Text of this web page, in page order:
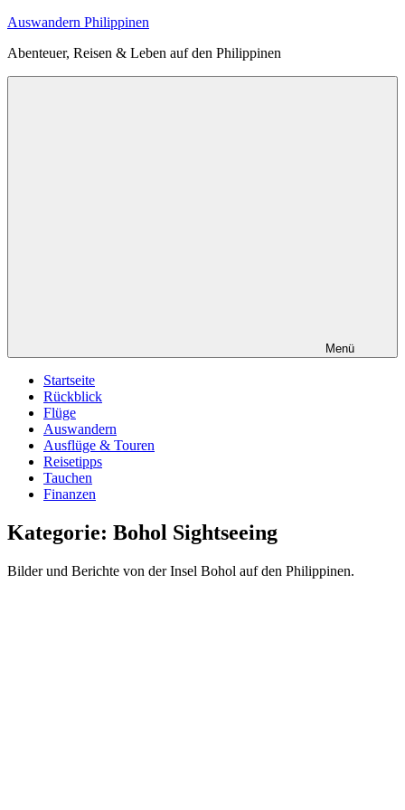
Zum
springen
Auswandern Philippinen
Abenteuer, Reisen & Leben auf den Philippinen
Menü
Startseite
Rückblick
Flüge
Auswandern
Ausflüge & Touren
Reisetipps
Tauchen
Finanzen
Kategorie: Bohol Sightseeing
Bilder und Berichte von der Insel Bohol auf den Philippinen.